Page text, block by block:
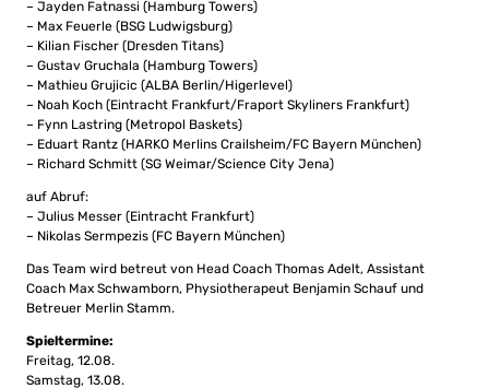
– Jayden Fatnassi (Hamburg Towers)
– Max Feuerle (BSG Ludwigsburg)
– Kilian Fischer (Dresden Titans)
– Gustav Gruchala (Hamburg Towers)
– Mathieu Grujicic (ALBA Berlin/Higerlevel)
– Noah Koch (Eintracht Frankfurt/Fraport Skyliners Frankfurt)
– Fynn Lastring (Metropol Baskets)
– Eduart Rantz (HARKO Merlins Crailsheim/FC Bayern München)
– Richard Schmitt (SG Weimar/Science City Jena)
auf Abruf:
– Julius Messer (Eintracht Frankfurt)
– Nikolas Sermpezis (FC Bayern München)
Das Team wird betreut von Head Coach Thomas Adelt, Assistant
Coach Max Schwamborn, Physiotherapeut Benjamin Schauf und
Betreuer Merlin Stamm.
Spieltermine:
Freitag, 12.08.
Samstag, 13.08.